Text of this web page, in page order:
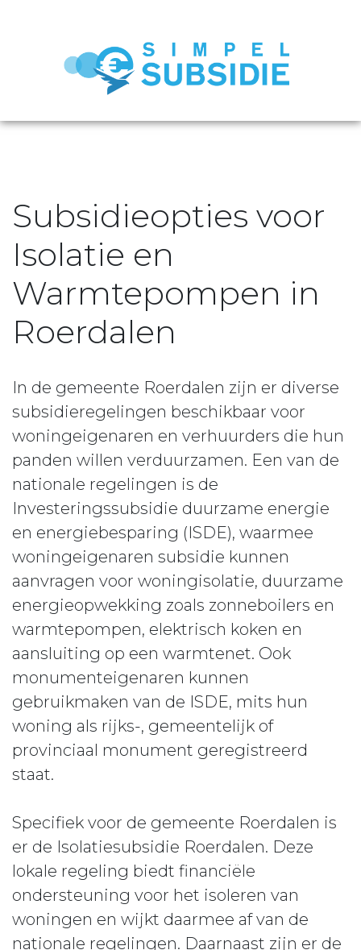
Subsidieopties voor
Isolatie en
Warmtepompen in
Roerdalen
In de gemeente Roerdalen zijn er diverse
subsidieregelingen beschikbaar voor
woningeigenaren en verhuurders die hun
panden willen verduurzamen. Een van de
nationale regelingen is de
Investeringssubsidie duurzame energie
en energiebesparing (ISDE), waarmee
woningeigenaren subsidie kunnen
aanvragen voor woningisolatie, duurzame
energieopwekking zoals zonneboilers en
warmtepompen, elektrisch koken en
aansluiting op een warmtenet. Ook
monumenteigenaren kunnen
gebruikmaken van de ISDE, mits hun
woning als rijks-, gemeentelijk of
provinciaal monument geregistreerd
staat.
Specifiek voor de gemeente Roerdalen is
er de Isolatiesubsidie Roerdalen. Deze
lokale regeling biedt financiële
ondersteuning voor het isoleren van
woningen en wijkt daarmee af van de
nationale regelingen. Daarnaast zijn er de